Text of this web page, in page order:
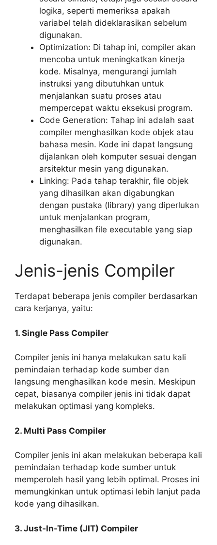
logika, seperti memeriksa apakah
variabel telah dideklarasikan sebelum
digunakan.
Optimization: Di tahap ini, compiler akan
mencoba untuk meningkatkan kinerja
kode. Misalnya, mengurangi jumlah
instruksi yang dibutuhkan untuk
menjalankan suatu proses atau
mempercepat waktu eksekusi program.
Code Generation: Tahap ini adalah saat
compiler menghasilkan kode objek atau
bahasa mesin. Kode ini dapat langsung
dijalankan oleh komputer sesuai dengan
arsitektur mesin yang digunakan.
Linking: Pada tahap terakhir, file objek
yang dihasilkan akan digabungkan
dengan pustaka (library) yang diperlukan
untuk menjalankan program,
menghasilkan file executable yang siap
digunakan.
Jenis-jenis Compiler
Terdapat beberapa jenis compiler berdasarkan
cara kerjanya, yaitu:
1. Single Pass Compiler
Compiler jenis ini hanya melakukan satu kali
pemindaian terhadap kode sumber dan
langsung menghasilkan kode mesin. Meskipun
cepat, biasanya compiler jenis ini tidak dapat
melakukan optimasi yang kompleks.
2. Multi Pass Compiler
Compiler jenis ini akan melakukan beberapa kali
pemindaian terhadap kode sumber untuk
memperoleh hasil yang lebih optimal. Proses ini
memungkinkan untuk optimasi lebih lanjut pada
kode yang dihasilkan.
3. Just-In-Time (JIT) Compiler